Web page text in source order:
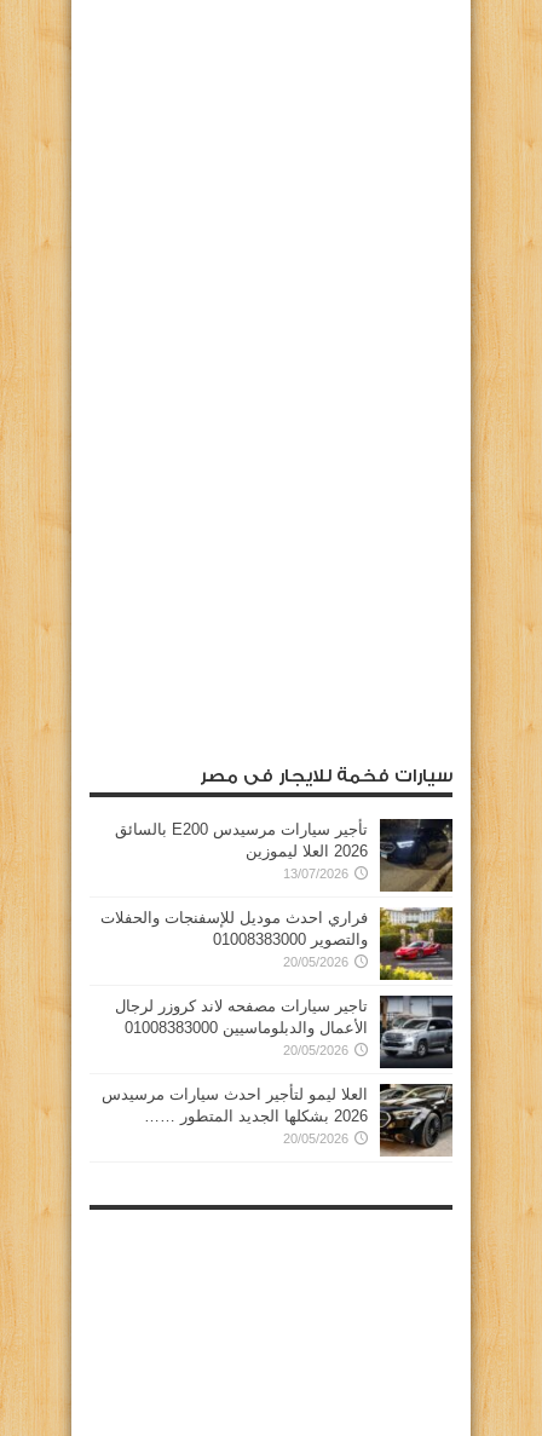
سيارات فخمة للايجار فى مصر
تأجير سيارات مرسيدس E200 بالسائق
2026 العلا ليموزين
13/07/2026
فراري احدث موديل للإسفنجات والحفلات
والتصوير 01008383000
20/05/2026
تاجير سيارات مصفحه لاند كروزر لرجال
الأعمال والدبلوماسيين 01008383000
20/05/2026
العلا ليمو لتأجير احدث سيارات مرسيدس
2026 بشكلها الجديد المتطور ……
20/05/2026